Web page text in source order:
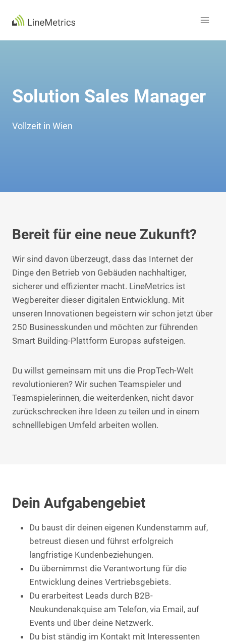
Inhalt
Solution Sales Manager
Vollzeit in Wien
Bereit für eine neue Zukunft?
Wir sind davon überzeugt, dass das Internet der
Dinge den Betrieb von Gebäuden nachhaltiger,
sicherer und effizienter macht. LineMetrics ist
Wegbereiter dieser digitalen Entwicklung. Mit
unseren Innovationen begeistern wir schon jetzt über
250 Businesskunden und möchten zur führenden
Smart Building-Plattform Europas aufsteigen.
Du willst gemeinsam mit uns die PropTech-Welt
revolutionieren? Wir suchen Teamspieler und
Teamspielerinnen, die weiterdenken, nicht davor
zurückschrecken ihre Ideen zu teilen und in einem
schnelllebigen Umfeld arbeiten wollen.
Dein Aufgabengebiet
Du baust dir deinen eigenen Kundenstamm auf,
betreust diesen und führst erfolgreich
langfristige Kundenbeziehungen.
Du übernimmst die Verantwortung für die
Entwicklung deines Vertriebsgebiets.
Du erarbeitest Leads durch B2B-
Neukundenakquise am Telefon, via Email, auf
Events und über deine Netzwerk.
Du bist ständig im Kontakt mit Interessenten